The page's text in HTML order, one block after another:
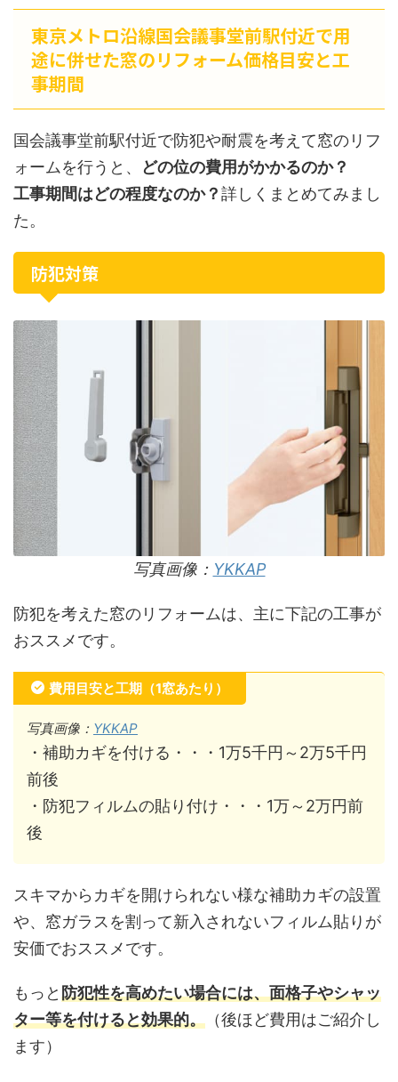
東京メトロ沿線国会議事堂前駅付近で用
途に併せた窓のリフォーム価格目安と工
事期間
国会議事堂前駅付近で防犯や耐震を考えて窓のリフ
ォームを行うと、
どの位の費用がかかるのか？
工事期間はどの程度なのか？詳しくまとめてみまし
た。
防犯対策
写真画像： YKKAP
防犯を考えた窓のリフォームは、主に下記の工事が
おススメです。
費用目安と工期（1窓あたり）
写真画像： YKKAP
・補助カギを付ける・・・1万5千円～2万5千円
前後
・防犯フィルムの貼り付け・・・1万～2万円前
後
スキマからカギを開けられない様な補助カギの設置
や、窓ガラスを割って新入されないフィルム貼りが
安価でおススメです。
もっと防犯性を高めたい場合には、面格子やシャッ
ター等を付けると効果的。 （後ほど費用はご紹介し
ます）